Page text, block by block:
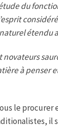
du
étendu
novateurs
à penser
le procurer
il